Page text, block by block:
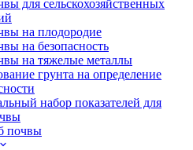
для сельскохозяйственных
на плодородие
на безопасность
на тяжелые металлы
грунта на определение
набор показателей для
почвы